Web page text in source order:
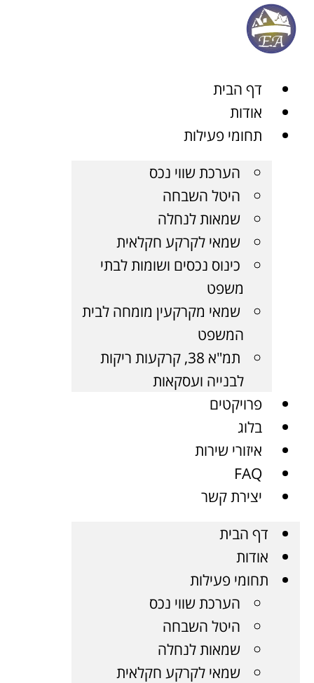
דף הבית
אודות
תחומי פעילות
הערכת שווי נכס
היטל השבחה
שמאות לנחלה
שמאי לקרקע חקלאית
כינוס נכסים ושומות לבתי
משפט
שמאי מקרקעין מומחה לבית
המשפט
תמ"א 38, קרקעות ריקות
לבנייה ועסקאות
פרויקטים
בלוג
איזורי שירות
FAQ
יצירת קשר
דף הבית
אודות
תחומי פעילות
הערכת שווי נכס
היטל השבחה
שמאות לנחלה
שמאי לקרקע חקלאית